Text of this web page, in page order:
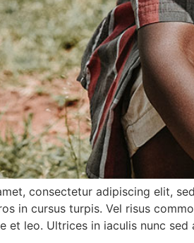
consectetur adipiscing elit,
in cursus turpis. Vel risus
et leo. Ultrices in iaculis nunc